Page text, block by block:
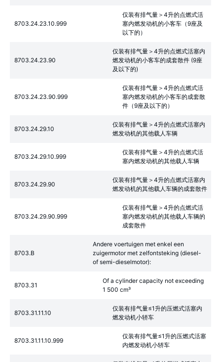
8703.24.23.10.999
仅装有排气量＞4升的点燃式活
塞内燃发动机的小客车（9座及
以下的）
8703.24.23.90
仅装有排气量＞4升的点燃式活塞内
燃发动机的小客车的成套散件 (9座
及以下的)
8703.24.23.90.999
仅装有排气量＞4升的点燃式活
塞内燃发动机的小客车的成套散
件（9座及以下的）
8703.24.29.10
仅装有排气量＞4升的点燃式活塞内
燃发动机的其他载人车辆
8703.24.29.10.999
仅装有排气量＞4升的点燃式活
塞内燃发动机的其他载人车辆
8703.24.29.90
仅装有排气量＞4升的点燃式活塞内
燃发动机的其他载人车辆的成套散件
8703.24.29.90.999
仅装有排气量＞4升的点燃式活
塞内燃发动机的其他载人车辆的
成套散件
8703.B
Andere voertuigen met enkel een
zuigermotor met zelfontsteking (diesel-
of semi-dieselmotor):
8703.31
Of a cylinder capacity not exceeding
1 500 cm³
8703.31.11.10
仅装有排气量≤1升的压燃式活塞内
燃发动机小轿车
8703.31.11.10.999
仅装有排气量≤1升的压燃式活塞
内燃发动机小轿车